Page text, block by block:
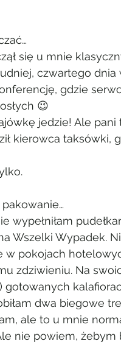
się u mnie
czwartego dnia
gdzie
😉
jedzie! Ale pani
kierowca taksówki,
wypełniłam
Wszelki Wypadek.
w pokojach
zdziwieniu. Na
gotowanych
dwa biegowe
ale to u mnie
nie powiem, żebym